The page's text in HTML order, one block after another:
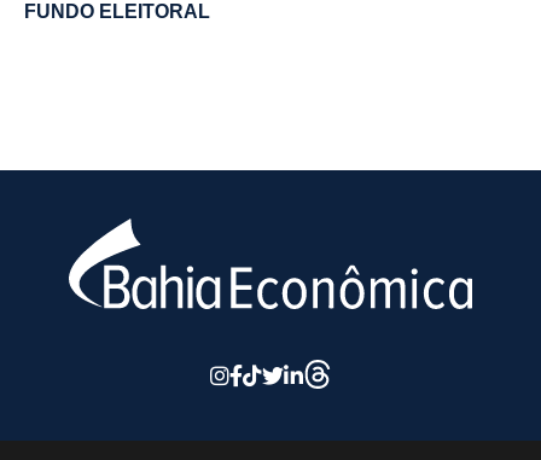
FUNDO ELEITORAL